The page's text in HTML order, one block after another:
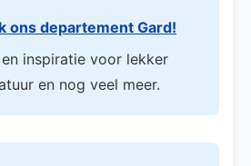
ons departement Gard!
inspiratie voor lekker
en nog veel meer.